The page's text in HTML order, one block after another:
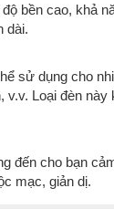
bền cao, khả
dài.
sử dụng cho
v.v. Loại đèn
đến cho bạn
mạc, giản dị.